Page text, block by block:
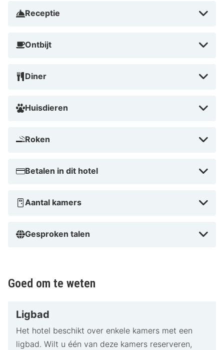
Receptie
Ontbijt
Diner
Huisdieren
Roken
Betalen in dit hotel
Aantal kamers
Gesproken talen
Goed om te weten
Ligbad
Het hotel beschikt over enkele kamers met een
ligbad. Wilt u één van deze kamers reserveren,